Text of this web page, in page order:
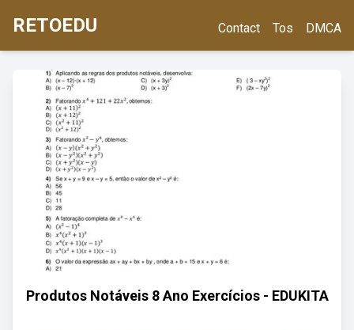
RETOEDU Contact Tos DMCA
Produtos Notáveis 8 Ano Exercícios - EDUKITA